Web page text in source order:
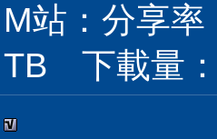
M站：分享
TB 下載量